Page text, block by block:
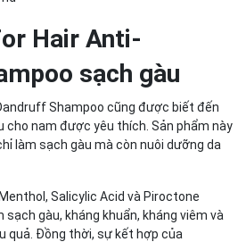
Hair Anti-
sạch gàu
Shampoo cũng được biết đến
cho nam được yêu thích. Sản phẩm này
làm sạch gàu mà còn nuôi dưỡng da
Salicylic Acid và Piroctone
sạch gàu, kháng khuẩn, kháng viêm và
quả. Đồng thời, sự kết hợp của